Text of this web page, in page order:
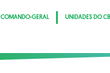
COMANDO-GERAL UNIDADES DO